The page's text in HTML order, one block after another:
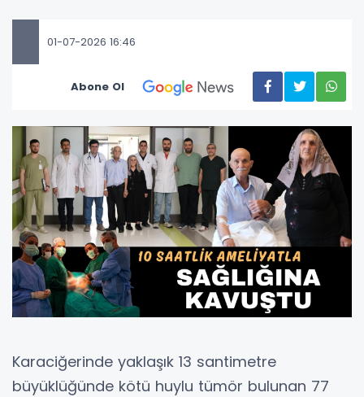
01-07-2026 16:46
Abone Ol
Karaciğerinde yaklaşık 13 santimetre
büyüklüğünde kötü huylu tümör bulunan 77